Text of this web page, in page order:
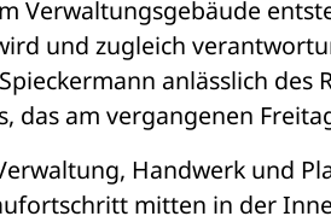
Verwaltungsgebäude
und zugleich
anlässlich des
das am vergangenen
Handwerk und
mitten in der